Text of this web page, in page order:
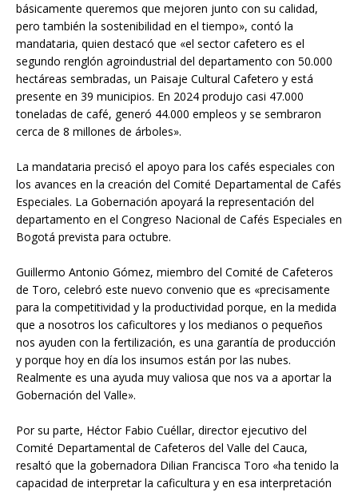
básicamente queremos que mejoren junto con su calidad,
pero también la sostenibilidad en el tiempo», contó la
mandataria, quien destacó que «el sector cafetero es el
segundo renglón agroindustrial del departamento con 50.000
hectáreas sembradas, un Paisaje Cultural Cafetero y está
presente en 39 municipios. En 2024 produjo casi 47.000
toneladas de café, generó 44.000 empleos y se sembraron
cerca de 8 millones de árboles».
La mandataria precisó el apoyo para los cafés especiales con
los avances en la creación del Comité Departamental de Cafés
Especiales. La Gobernación apoyará la representación del
departamento en el Congreso Nacional de Cafés Especiales en
Bogotá prevista para octubre.
Guillermo Antonio Gómez, miembro del Comité de Cafeteros
de Toro, celebró este nuevo convenio que es «precisamente
para la competitividad y la productividad porque, en la medida
que a nosotros los caficultores y los medianos o pequeños
nos ayuden con la fertilización, es una garantía de producción
y porque hoy en día los insumos están por las nubes.
Realmente es una ayuda muy valiosa que nos va a aportar la
Gobernación del Valle».
Por su parte, Héctor Fabio Cuéllar, director ejecutivo del
Comité Departamental de Cafeteros del Valle del Cauca,
resaltó que la gobernadora Dilian Francisca Toro «ha tenido la
capacidad de interpretar la caficultura y en esa interpretación